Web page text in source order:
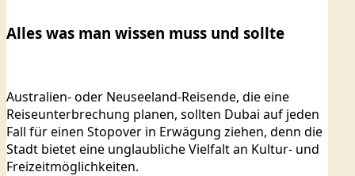
Alles was man wissen muss und sollte
Australien- oder Neuseeland-Reisende, die eine
Reiseunterbrechung planen, sollten Dubai auf jeden
Fall für einen Stopover in Erwägung ziehen, denn die
Stadt bietet eine unglaubliche Vielfalt an Kultur- und
Freizeitmöglichkeiten.